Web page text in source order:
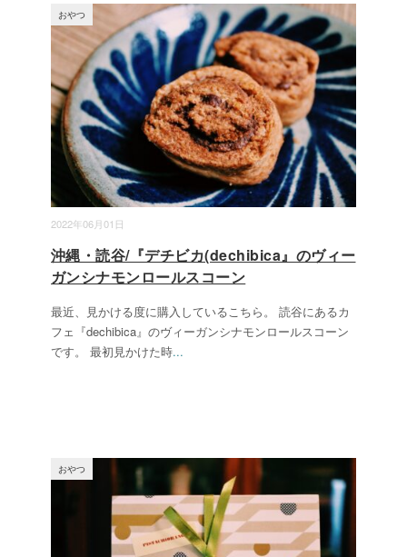
2022年06月01日
おやつ
沖縄・読谷/『デチビカ(dechibica』のヴィー
ガンシナモンロールスコーン
最近、見かける度に購入しているこちら。 読谷にあるカ
フェ『dechibica』のヴィーガンシナモンロールスコーン
です。 最初見かけた時...
おやつ